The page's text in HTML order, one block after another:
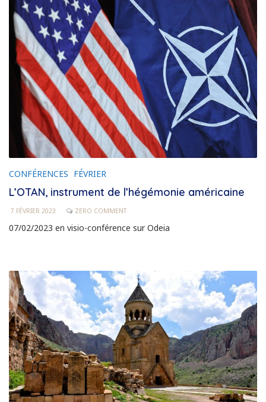
CONFÉRENCES FÉVRIER
L’OTAN, instrument de l’hégémonie américaine
7 FÉVRIER 2023 ZERO COMMENT
07/02/2023 en visio-conférence sur Odeia